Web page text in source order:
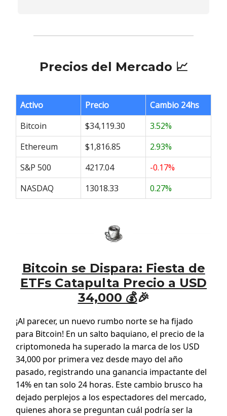
Precios del Mercado 📈
Activo Precio
Cambio 24hs
Bitcoin
$34,119.30
3.52%
Ethereum
$1,816.85
2.93%
S&P 500
4217.04
-0.17%
NASDAQ
13018.33 0.27%
Bitcoin se Dispara: Fiesta de
ETFs Catapulta Precio a USD
34,000 💰🎉
¡Al parecer, un nuevo rumbo norte se ha fijado
para Bitcoin! En un salto baquiano, el precio de la
criptomoneda ha superado la marca de los USD
34,000 por primera vez desde mayo del año
pasado, registrando una ganancia impactante del
14% en tan solo 24 horas. Este cambio brusco ha
dejado perplejos a los espectadores del mercado,
quienes ahora se preguntan cuál podría ser la